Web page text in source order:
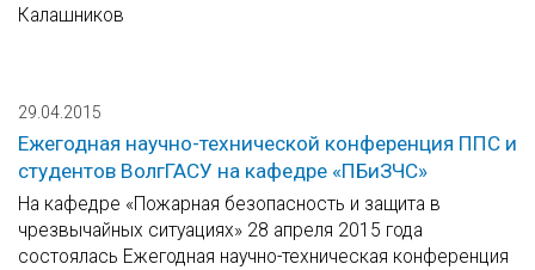
Калашников
29.04.2015
Ежегодная научно-технической конференция ППС и
студентов ВолгГАСУ на кафедре «ПБиЗЧС»
На кафедре «Пожарная безопасность и защита в
чрезвычайных ситуациях» 28 апреля 2015 года
состоялась Ежегодная научно-техническая конференция